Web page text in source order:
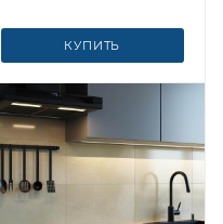
КУПИТЬ